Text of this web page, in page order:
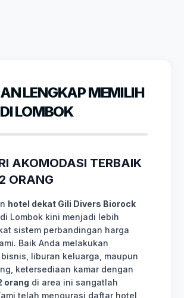
LENGKAP MEMILIH
LOMBOK
AKOMODASI TERBAIK
ORANG
hotel dekat Gili Divers Biorock
Lombok kini menjadi lebih
sistem perbandingan harga
Baik Anda melakukan
liburan keluarga, maupun
ketersediaan kamar dengan
orang di area ini sangatlah
telah mengurasi daftar hotel